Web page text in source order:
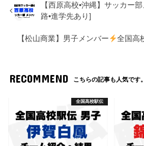
【西原高校•沖縄】サッカー
路•進学先あり]
【松山商業】男子メンバー 全国高
RECOMMEND こちらの記事も人気です。
全国高校駅伝